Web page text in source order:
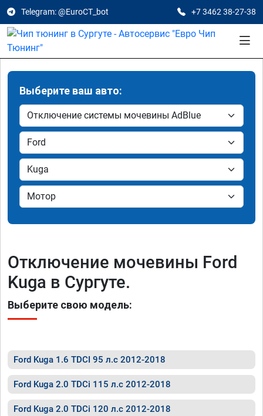
Telegram: @EuroCT_bot +7 3462 38-27-38
Выберите ваш авто:
Отключение мочевины Ford
Kuga в Сургуте.
Выберите свою модель:
Ford Kuga 1.6 TDCI 95 л.с 2012-2018
Ford Kuga 2.0 TDCi 115 л.с 2012-2018
Ford Kuga 2.0 TDCi 120 л.с 2012-2018